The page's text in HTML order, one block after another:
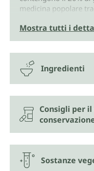
medicina popolare
pianta alta circa 80
Ginseng
originaria
Le capsule con
impiegato il ginseng
(ginseng autentico)
Il rimedio
corpo e mente
Mostra tutti i
Ingredienti
Consigli per
Sostanze